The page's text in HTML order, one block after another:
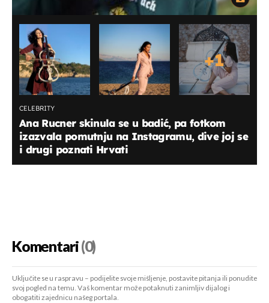
+1
CELEBRITY
Ana Rucner skinula se u badić, pa fotkom
izazvala pomutnju na Instagramu, dive joj se
i drugi poznati Hrvati
Komentari(0)
Uključite se u raspravu – podijelite svoje mišljenje, postavite pitanja ili ponudite
svoj pogled na temu. Vaš komentar može potaknuti zanimljiv dijalog i
obogatiti zajednicu našeg portala.